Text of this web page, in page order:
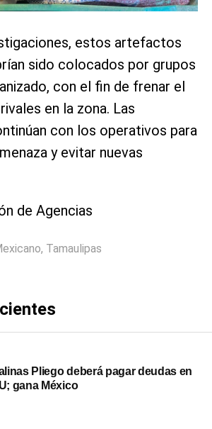
estos artefactos
sido colocados por grupos
con el fin de frenar el
en la zona. Las
con los operativos para
y evitar nuevas
de Agencias
, Tamaulipas
Pliego deberá pagar deudas en
gana México